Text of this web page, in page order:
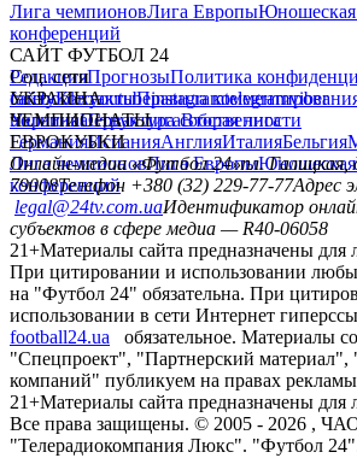
Лига чемпионовЛига Европы
конференций
САЙТ ФУТБОЛ 24
РедакцияПрогнозыПолитика
сайтуКонтактыПравила
политикаСтруктура собственности
Соц. сети
facebookxyoutubeinstagramtelegramviber
УКРАИНА
УкраинаПервая лигаВторая лига
ЧЕМПИОНАТЫ
ГерманияИспанияАнглияИталияБельгия
ЕВРОКУБКИ
Лига чемпионовЛига Европы
конференций
Онлайн-медиа «Футбол 24»пл.
79008Телефон +380 (32) 229-77-77Адрес
legal@24tv.com.uaИдентификатор
субъектов в сфере медиа — R40-06058
21+Материалы сайта предназначены для
При цитировании и использовании
на "Футбол 24" обязательна. При
использовании в сети Интернет
football24.ua
обязательное. Материалы
"Спецпроект", "Партнерский
компаний" публикуем на правах
21+Материалы сайта предназначены для
Все права защищены. © 2005 - 2026 ,
"Телерадиокомпания Люкс". "Футбол